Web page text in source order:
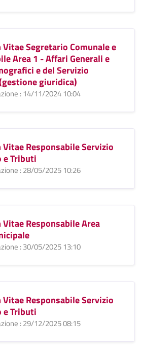
Segretario Comunale e
Area 1 - Affari Generali e
e del Servizio
giuridica)
: 14/11/2024 10:04
Responsabile Servizio
e Tributi
: 28/05/2025 10:26
Responsabile Area
: 30/05/2025 13:10
Responsabile Servizio
e Tributi
: 29/12/2025 08:15